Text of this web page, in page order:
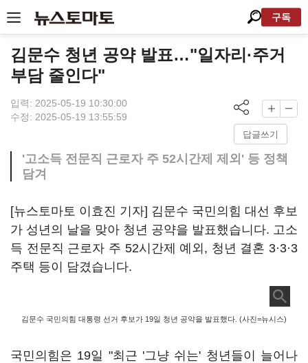
구독
김문수 청년 공약 발표…"일자리·주거
부담 줄인다"
입력: 2025-05-19 10:30:00
수정: 2025-05-19 13:55:59
답글쓰기
'고소득 전문직 근로자 주 52시간제 제외' 등 정책
담겨
[뉴스토마토 이효진 기자] 김문수 국민의힘 대선 후보
가 성년의 날을 맞아 청년 공약을 발표했습니다. 고소
득 전문직 근로자 주 52시간제 예외, 청년 결혼 3·3·3
주택 등이 담겼습니다.
김문수 국민의힘 대통령 선거 후보가 19일 청년 공약을 발표했다. (사진=뉴시스)
국민의힘은 19일 "최근 '그냥 쉬는' 청년들이 늘어나